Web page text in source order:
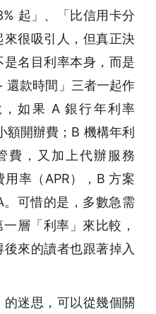
起」、「比信用卡分
很吸引人，但真正決
名目利率本身，而是
還款時間」三者一起作
如果 A 銀行年利率
額開辦費；B 機構年利
費，又加上代辦服務
率（APR），B 方案
可惜的是，多數急需
層「利率」來比較，
來的讀者也跟著掉入
迷思，可以從幾個關